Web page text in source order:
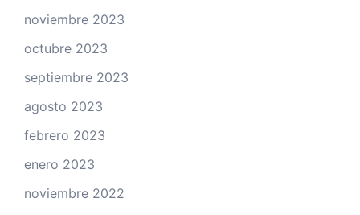
noviembre 2023
octubre 2023
septiembre 2023
agosto 2023
febrero 2023
enero 2023
noviembre 2022